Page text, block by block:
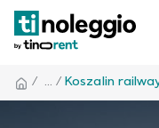
/ ... / Koszalin